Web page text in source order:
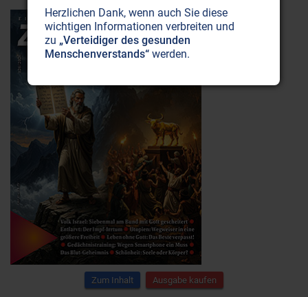
Zum Inhalt Ausgabe kaufen
Herzlichen Dank, wenn auch Sie diese
wichtigen Informationen verbreiten und
zu „Verteidiger des gesunden
Menschenverstands“ werden.